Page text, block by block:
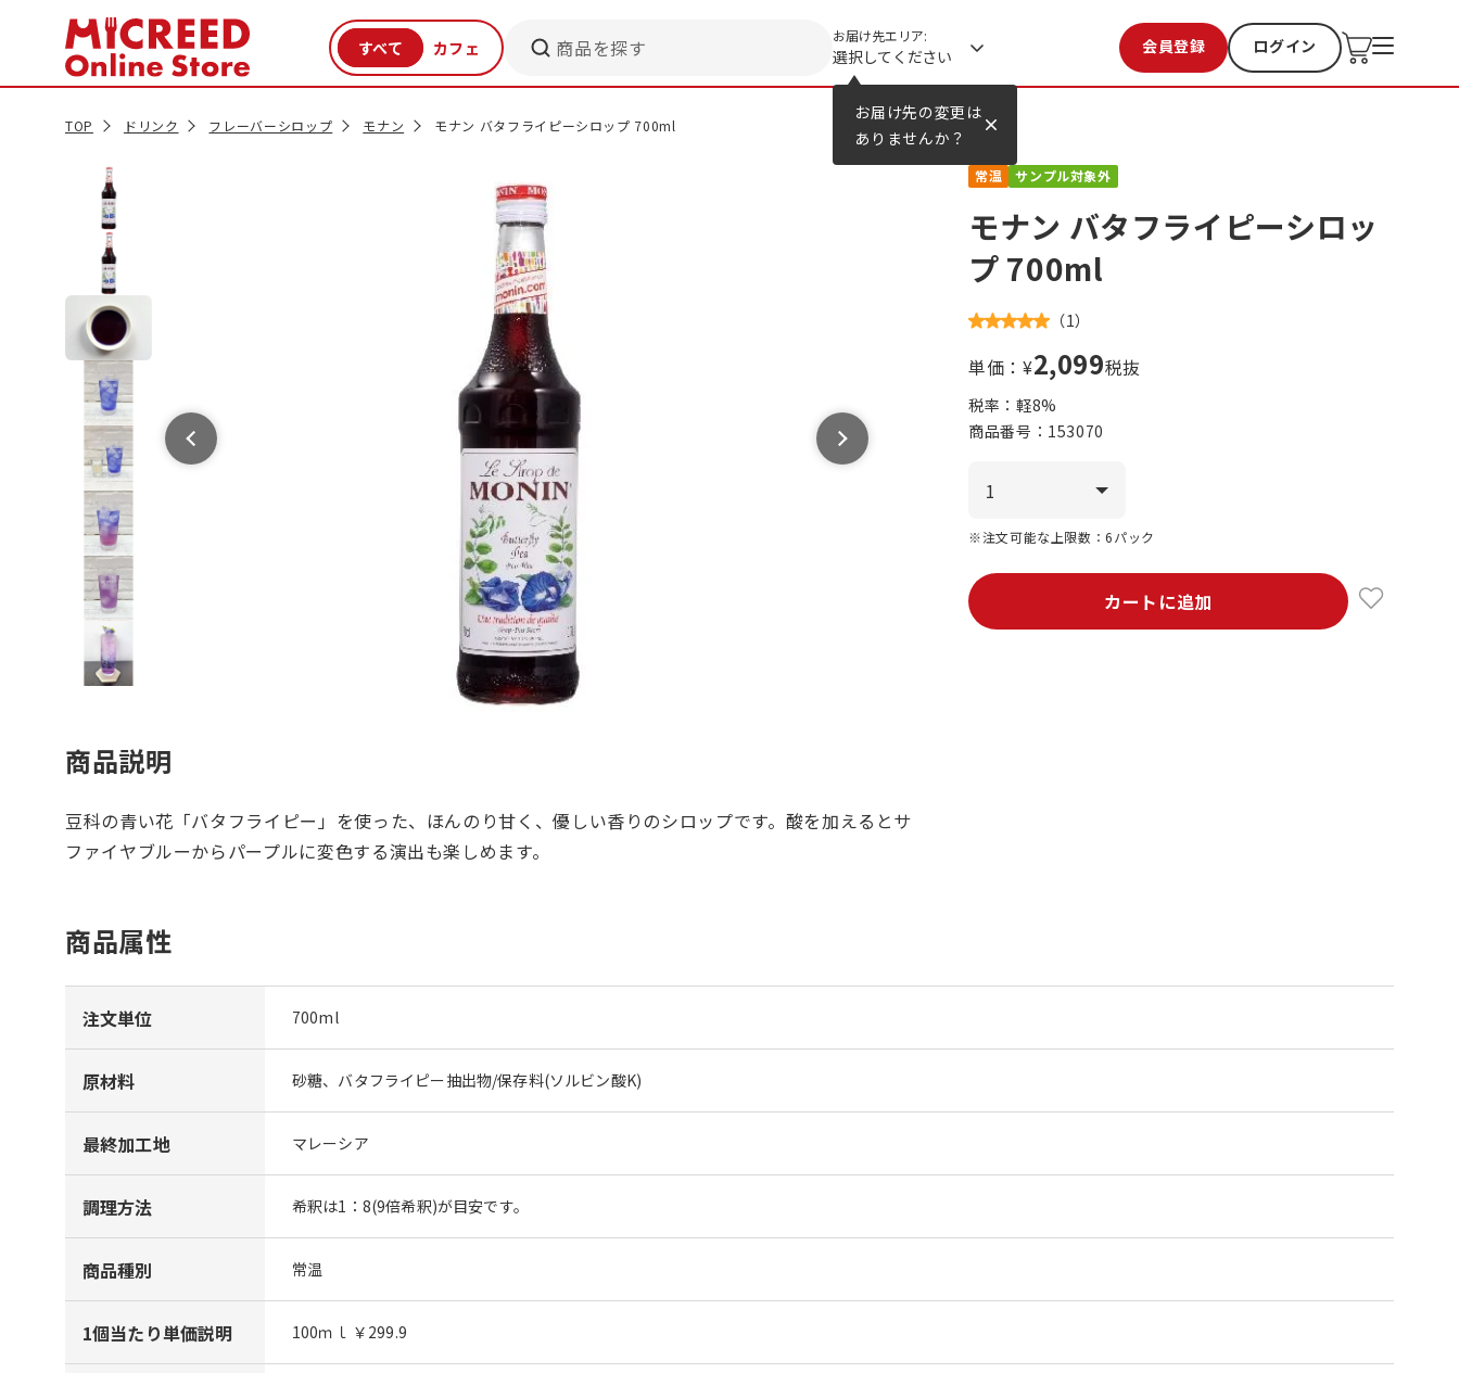
お届け先の変更は
ありませんか？
商品を探す お届け先エリア:
選択してください 会員登録 ログイン
お気に入り 過去購入
TOP ドリンク フレーバーシロップ モナン モナン バタフライピーシロップ 700ml
常温 サンプル対象外
モナン バタフライピーシロッ
プ 700ml
（1）
単価：¥2,099税抜
税率：軽8%
商品番号： 153070
※注文可能な上限数：6パック
カートに追加
商品説明
豆科の青い花「バタフライピー」を使った、ほんのり甘く、優しい香りのシロップです。酸を加えるとサ
ファイヤブルーからパープルに変色する演出も楽しめます。
商品属性
注文単位 700ml
原材料 砂糖、バタフライピー抽出物/保存料(ソルビン酸K)
最終加工地 マレーシア
調理方法 希釈は1：8(9倍希釈)が目安です。
商品種別 常温
1個当たり単価説明 100ｍｌ ￥299.9